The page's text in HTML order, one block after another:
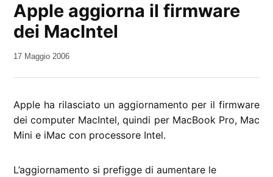
Apple aggiorna il firmware
dei MacIntel
da
17 Maggio 2006
Apple ha rilasciato un aggiornamento per il firmware
dei computer MacIntel, quindi per MacBook Pro, Mac
Mini e iMac con processore Intel.
L’aggiornamento si prefigge di aumentare le